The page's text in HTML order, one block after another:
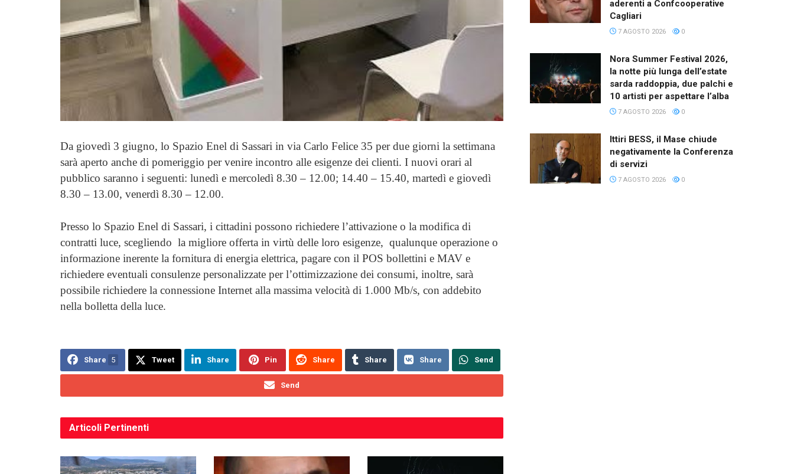
Da giovedì 3 giugno, lo Spazio Enel di Sassari in via Carlo Felice 35 per due giorni la settimana
sarà aperto anche di pomeriggio per venire incontro alle esigenze dei clienti. I nuovi orari al
pubblico saranno i seguenti: lunedì e mercoledì 8.30 – 12.00; 14.40 – 15.40, martedì e giovedì
8.30 – 13.00, venerdì 8.30 – 12.00.
Presso lo Spazio Enel di Sassari, i cittadini possono richiedere l’attivazione o la modifica di
contratti luce, scegliendo la migliore offerta in virtù delle loro esigenze, qualunque operazione o
informazione inerente la fornitura di energia elettrica, pagare con il POS bollettini e MAV e
richiedere eventuali consulenze personalizzate per l’ottimizzazione dei consumi, inoltre, sarà
possibile richiedere la connessione Internet alla massima velocità di 1.000 Mb/s, con addebito
nella bolletta della luce.
Share 5 Tweet Share Pin Share Share Share Send
Send
Articoli Pertinenti
aderenti a Confcooperative
Cagliari
7 AGOSTO 2026 0
Nora Summer Festival 2026,
la notte più lunga dell’estate
sarda raddoppia, due palchi e
10 artisti per aspettare l’alba
7 AGOSTO 2026 0
Ittiri BESS, il Mase chiude
negativamente la Conferenza
di servizi
7 AGOSTO 2026 0